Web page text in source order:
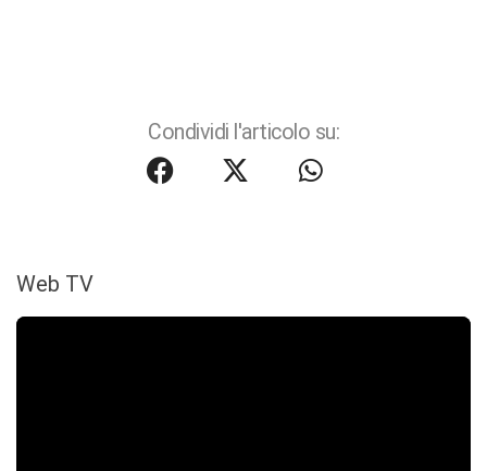
Condividi l'articolo su:
Web TV